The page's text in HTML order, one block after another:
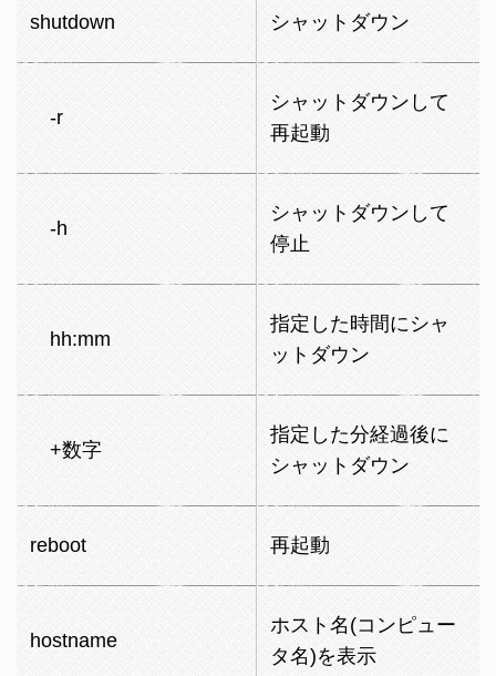
shutdown シャットダウン
-r
シャットダウンして
再起動
-h
シャットダウンして
停止
hh:mm
指定した時間にシャ
ットダウン
+数字
指定した分経過後に
シャットダウン
reboot 再起動
hostname
ホスト名(コンピュー
タ名)を表示